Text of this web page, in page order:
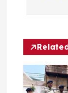
a
v